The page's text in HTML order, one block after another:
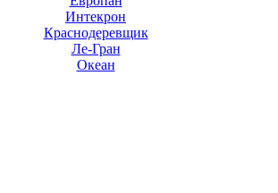
Интекрон
Краснодеревщик
Ле-Гран
Океан